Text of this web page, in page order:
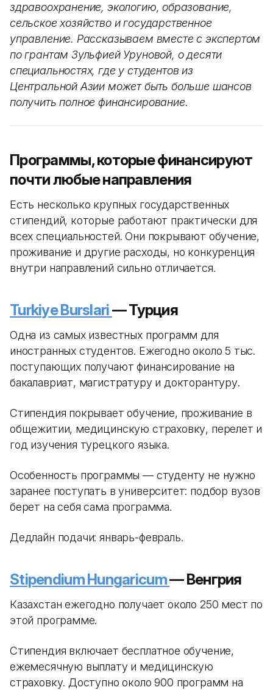
здравоохранение, экологию, образование,
сельское хозяйство и государственное
управление. Рассказываем вместе с экспертом
по грантам Зульфией Уруновой, о десяти
специальностях, где у студентов из
Центральной Азии может быть больше шансов
получить полное финансирование.
Программы, которые финансируют
почти любые направления
Есть несколько крупных государственных
стипендий, которые работают практически для
всех специальностей. Они покрывают обучение,
проживание и другие расходы, но конкуренция
внутри направлений сильно отличается.
Turkiye Burslari— Турция
Одна из самых известных программ для
иностранных студентов. Ежегодно около 5 тыс.
поступающих получают финансирование на
бакалавриат, магистратуру и докторантуру.
Стипендия покрывает обучение, проживание в
общежитии, медицинскую страховку, перелет и
год изучения турецкого языка.
Особенность программы — студенту не нужно
заранее поступать в университет: подбор вузов
берет на себя сама программа.
Дедлайн подачи: январь-февраль.
Stipendium Hungaricum— Венгрия
Казахстан ежегодно получает около 250 мест по
этой программе.
Стипендия включает бесплатное обучение,
ежемесячную выплату и медицинскую
страховку. Доступно около 900 программ на